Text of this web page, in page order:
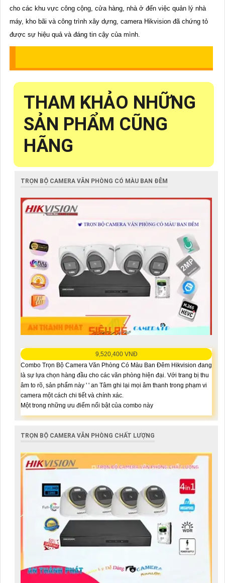
cho các khu vực công cộng, cửa hàng, nhà ở đến việc quản lý nhà
máy, kho bãi và công trình xây dựng, camera Hikvision đã chứng tỏ
được sự hiệu quả và đáng tin cậy của mình.
THAM KHẢO NHỮNG
SẢN PHẨM CŨNG
HÃNG
TRỌN BỘ CAMERA VĂN PHÒNG CÓ MÀU BAN ĐÊM
9,520,400 VNĐ
Combo Trọn Bộ Camera Văn Phòng Có Màu Ban Đêm Hikvision đang
là sự lựa chọn hàng đầu cho các văn phòng hiện đại. Với trang bị thu
âm to rõ, sản phẩm này ' ' an Tâm ghi lại mọi âm thanh trong phạm vi
camera một cách chi tiết và chính xác.
Một trong những ưu điểm nổi bật của combo này
TRỌN BỘ CAMERA VĂN PHÒNG CHẤT LƯỢNG